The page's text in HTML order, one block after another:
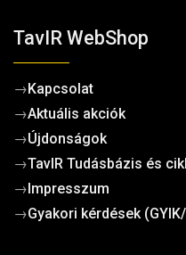
TavIR WebShop
→Kapcsolat
→Aktuális akciók
→Újdonságok
→TavIR Tudásbázis és
→Impresszum
→Gyakori kérdések